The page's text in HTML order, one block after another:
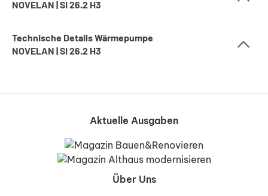
NOVELAN | SI 26.2 H3
Technische Details Wärmepumpe
NOVELAN | SI 26.2 H3
Aktuelle Ausgaben
Über Uns